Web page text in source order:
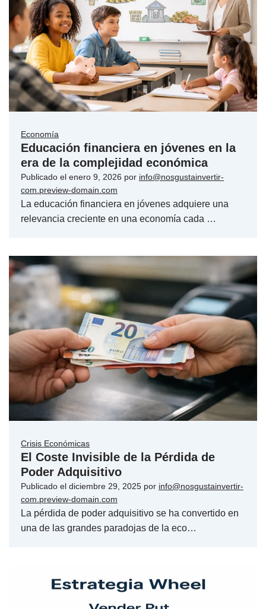
Economía
Educación financiera en jóvenes en la
era de la complejidad económica
Publicado el enero 9, 2026 por info@nosgustainvertir-
com.preview-domain.com
La educación financiera en jóvenes adquiere una
relevancia creciente en una economía cada …
Crisis Económicas
El Coste Invisible de la Pérdida de
Poder Adquisitivo
Publicado el diciembre 29, 2025 por info@nosgustainvertir-
com.preview-domain.com
La pérdida de poder adquisitivo se ha convertido en
una de las grandes paradojas de la eco…